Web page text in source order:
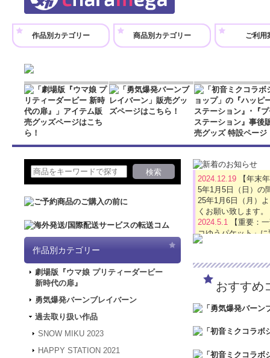
作品別カテゴリー 商品別カテゴリー ご利用
作品別カテゴリー
劇場版『ウマ娘 プリティーダービー
新時代の扉』
勇気爆発バーンブレイバーン
過去取り扱い作品
SNOW MIKU 2023
HAPPY STATION 2021
2024.12.19
【年末
5年1月5日（日）の
25年1月6日（月）
くお願い致します。
2024.5.1
【重要：
コゆうパケット」
2024.4.16
は4/30～5/2の間、
ど何卒よろしくお
2024.3.12「勇気爆
被災地の皆様の安
2023.12.27【年末
は、2024年1月4日
おすすめ